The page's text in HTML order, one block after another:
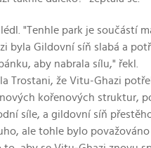
"Tenhle park je součástí
byla Gildovní síň slabá a
aby nabrala sílu," řekl.
Trostani, že Vitu-Ghazi
kořenových struktur,
síle, a gildovní síň
ale tohle bylo považováno